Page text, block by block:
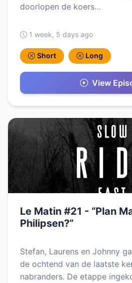
doorlopen de koers…
1 week, 5 days ago
Short Long
View
Le Matin #21 - “Plan
Philipsen?”
Stefan, Laurens en Johnny
de ochtend van de laatste
nabranders. De etappe